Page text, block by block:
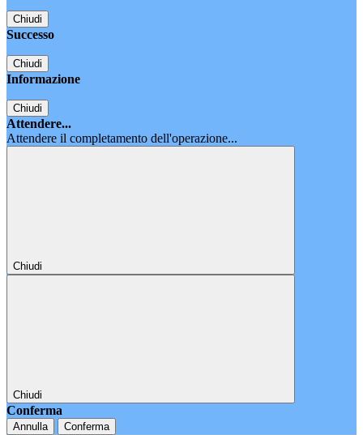
Chiudi
Successo
Chiudi
Informazione
Chiudi
Attendere...
Attendere il completamento dell'operazione...
Chiudi
Chiudi
Conferma
Annulla Conferma